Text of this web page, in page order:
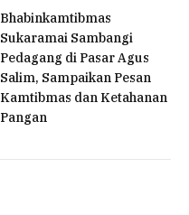
Bhabinkamtibmas
Sukaramai Sambangi
Pedagang di Pasar Agus
Salim, Sampaikan Pesan
Kamtibmas dan Ketahanan
Pangan